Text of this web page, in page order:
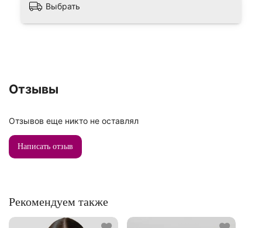
Выбрать
Отзывы
Отзывов еще никто не оставлял
Написать отзыв
Рекомендуем также